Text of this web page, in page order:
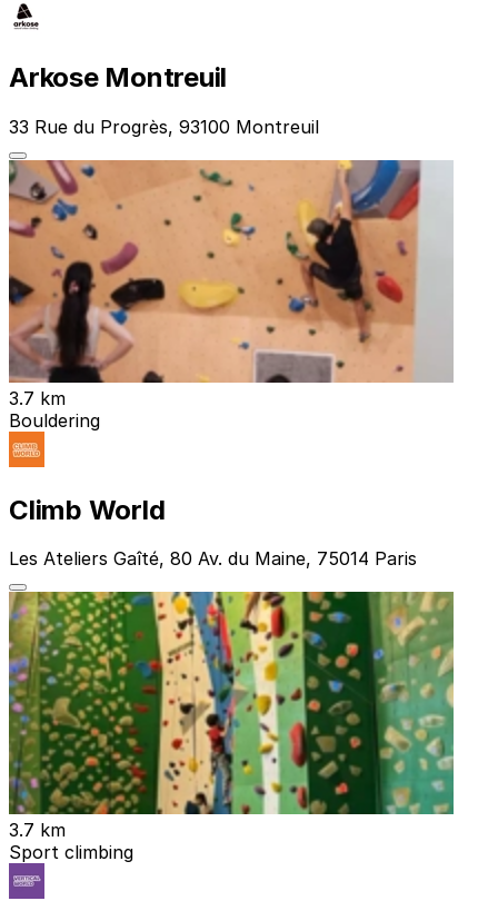
Arkose Montreuil
33 Rue du Progrès, 93100 Montreuil
3.7 km
Bouldering
Climb World
Les Ateliers Gaîté, 80 Av. du Maine, 75014 Paris
3.7 km
Sport climbing